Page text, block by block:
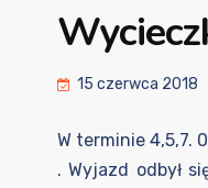
15 czerwca 2018
W terminie 4,5,7.
. Wyjazd odbył